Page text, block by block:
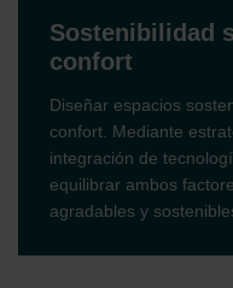
Sostenibilidad
confort
Diseñar espacios
confort. Mediante
integración de
equilibrar ambos
agradables y